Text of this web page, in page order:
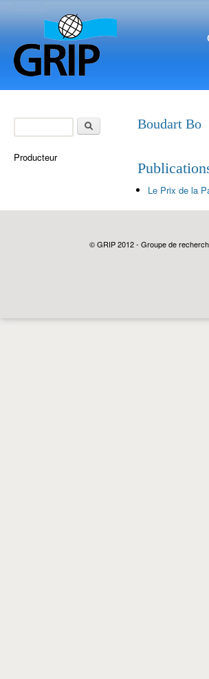
Boudart Bo
Le Prix de la
Search form
Producteur
© GRIP 2012 - Groupe de